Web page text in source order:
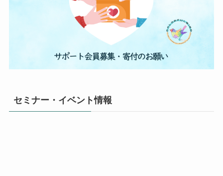
セミナー・イベント情報